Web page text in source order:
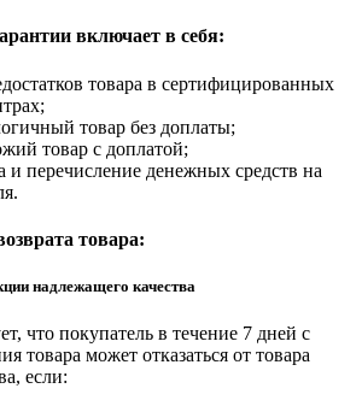
включает в себя:
товара в сертифицированных
товар без доплаты;
товар с доплатой;
и перечисление денежных средств на
товара:
надлежащего качества
что покупатель в течение 7 дней с
товара может отказаться от товара
если: